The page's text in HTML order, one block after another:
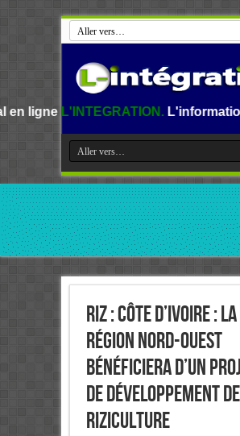
L'information au Benin,
Riz : Côte d’Ivoire : la
région nord-ouest
bénéficiera d’un
de développement
riziculture